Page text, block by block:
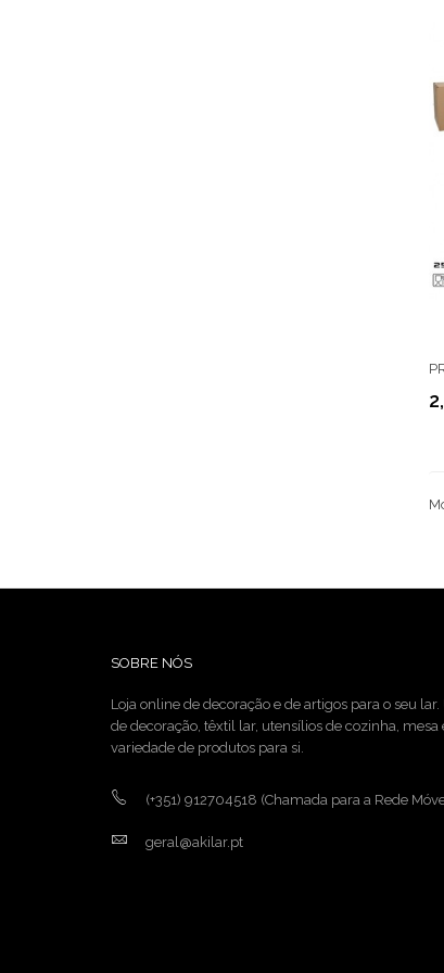
SOBRE NÓS
Loja online de decoração e de artigos para o seu
de decoração, têxtil lar, utensílios de cozinha, mesa
variedade de produtos para si.
(+351) 912704518 (Chamada para a Rede
geral@akilar.pt